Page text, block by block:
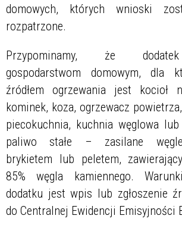
domowych, których wnioski
rozpatrzone.
Przypominamy, że
gospodarstwom domowym, dla
źródłem ogrzewania jest kocioł
kominek, koza, ogrzewacz
piecokuchnia, kuchnia węglowa
paliwo stałe – zasilane
brykietem lub peletem,
85% węgla kamiennego.
dodatku jest wpis lub zgłoszenie
do Centralnej Ewidencji Emisyjności